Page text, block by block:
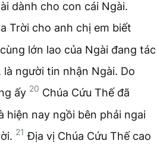
dành cho con cái Ngài.
Trời cho anh chị em biết
lớn lao của Ngài đang tác
người tin nhận Ngài. Do
ấy 20 Chúa Cứu Thế đã
hiện nay ngồi bên phải ngai
21 Địa vị Chúa Cứu Thế cao